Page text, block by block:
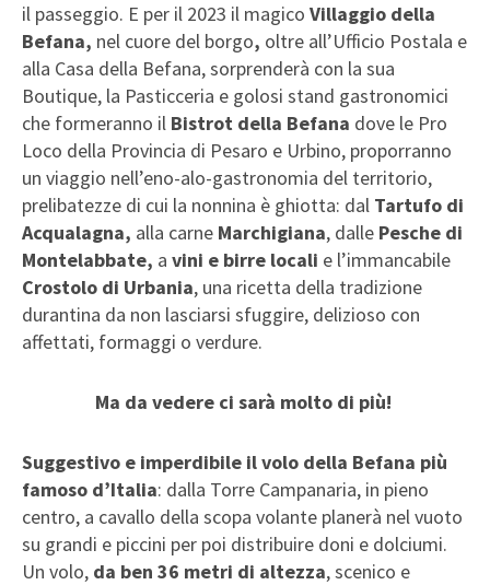
il passeggio. E per il 2023 il magico Villaggio della
Befana, nel cuore del borgo, oltre all’Ufficio Postala e
alla Casa della Befana, sorprenderà con la sua
Boutique, la Pasticceria e golosi stand gastronomici
che formeranno il Bistrot della Befana dove le Pro
Loco della Provincia di Pesaro e Urbino, proporranno
un viaggio nell’eno-alo-gastronomia del territorio,
prelibatezze di cui la nonnina è ghiotta: dal Tartufo di
Acqualagna, alla carne Marchigiana, dalle Pesche di
Montelabbate, a vini e birre locali e l’immancabile
Crostolo di Urbania, una ricetta della tradizione
durantina da non lasciarsi sfuggire, delizioso con
affettati, formaggi o verdure.
Ma da vedere ci sarà molto di più!
Suggestivo e imperdibile il volo della Befana più
famoso d’Italia: dalla Torre Campanaria, in pieno
centro, a cavallo della scopa volante planerà nel vuoto
su grandi e piccini per poi distribuire doni e dolciumi.
Un volo, da ben 36 metri di altezza, scenico e